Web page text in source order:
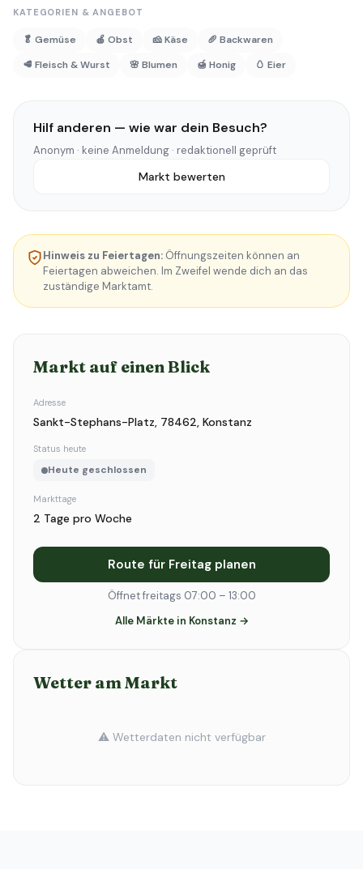
KATEGORIEN & ANGEBOT
🥬 Gemüse 🍎 Obst 🧀 Käse
🥖 Backwaren
🥩 Fleisch & Wurst
🌸 Blumen 🍯 Honig 🥚 Eier
Hilf anderen — wie war dein Besuch?
Anonym · keine Anmeldung · redaktionell geprüft
Markt bewerten
Hinweis zu Feiertagen: Öffnungszeiten können an
Feiertagen abweichen. Im Zweifel wende dich an das
zuständige Marktamt.
Markt auf einen Blick
Adresse
Sankt-Stephans-Platz, 78462, Konstanz
Status heute
Heute geschlossen
Markttage
2 Tage pro Woche
Route für Freitag planen
Öffnet freitags 07:00 – 13:00
Alle Märkte in Konstanz →
Wetter am Markt
⚠️ Wetterdaten nicht verfügbar